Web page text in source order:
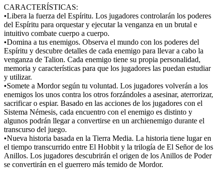
CARACTERÍSTICAS:
•Libera la fuerza del Espíritu. Los jugadores controlarán los poderes
del Espíritu para orquestar y ejecutar la venganza en un brutal e
intuitivo combate cuerpo a cuerpo.
•Domina a tus enemigos. Observa el mundo con los poderes del
Espíritu y descubre detalles de cada enemigo para llevar a cabo la
venganza de Talion. Cada enemigo tiene su propia personalidad,
memoria y características para que los jugadores las puedan estudiar
y utilizar.
•Somete a Mordor según tu voluntad. Los jugadores volverán a los
enemigos los unos contra los otros forzándoles a asesinar, aterrorizar,
sacrificar o espiar. Basado en las acciones de los jugadores con el
Sistema Némesis, cada encuentro con el enemigo es distinto y
algunos podrán llegar a convertirse en un archienemigo durante el
transcurso del juego.
•Nueva historia basada en la Tierra Media. La historia tiene lugar en
el tiempo transcurrido entre El Hobbit y la trilogía de El Señor de los
Anillos. Los jugadores descubrirán el origen de los Anillos de Poder
se convertirán en el guerrero más temido de Mordor.